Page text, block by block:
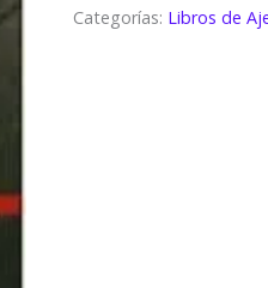
Categorías: Libros de